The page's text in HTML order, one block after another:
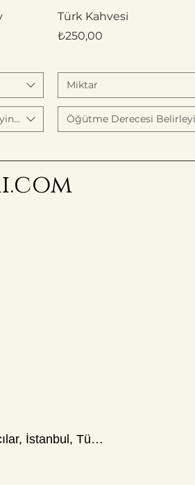
Türk Kahvesi
Fiyat
₺250,00
Miktar
Öğütme Derecesi
Marmara Caddesi No. 23, Avcılar, İstanbul, Türkiye